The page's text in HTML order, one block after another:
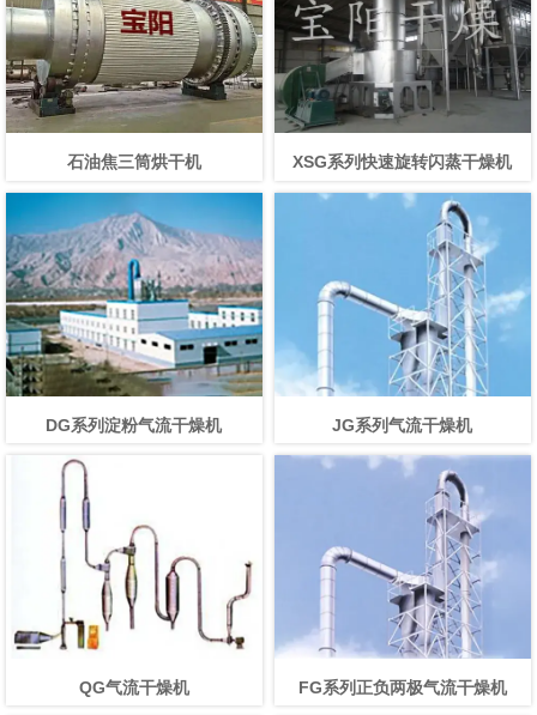
石油焦三筒烘干机 XSG系列快速旋转闪蒸干燥机
DG系列淀粉气流干燥机 JG系列气流干燥机
QG气流干燥机 FG系列正负两极气流干燥机